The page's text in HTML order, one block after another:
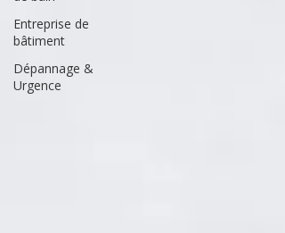
Entreprise de
bâtiment
Dépannage &
Urgence